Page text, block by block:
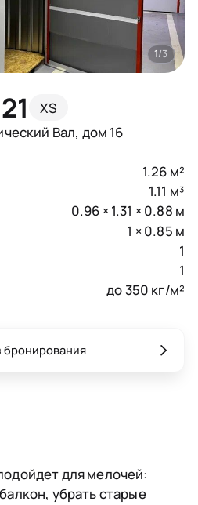
XS
Вал, дом 16
1/3
1.26 м²
1.11 м³
0.96 × 1.31 × 0.88 м
1 × 0.85 м
1
1
до 350 кг/м²
для мелочей:
убрать старые
бронирования